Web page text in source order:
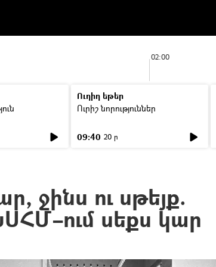
02:00
Ուղիղ եթեր
Ուրիշ նորություններ
09:40 20 ր
ջինս ու սթեյք.
սեքս կար